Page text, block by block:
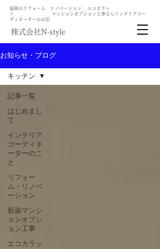
​福岡のリフォーム リノベーション エコカラッ
ト マンションオプション工事ならインテリアコー
ディネーターのお店
​株式会社N-style
お知らせ・ブログ
記事一覧
はじめまし
て
インテリア
コーディネ
ーターのこ
と
リフォー
ム・リノベ
ーション
新築マンシ
ョンオプシ
ョン工事
エコカラッ
キッチン